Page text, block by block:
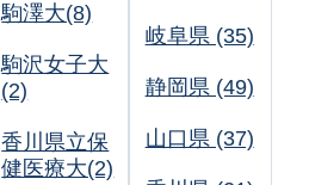
駒澤大(8)
駒沢女子大
(2)
香川県立保
健医療大(2)
岐阜県 (35)
静岡県 (49)
山口県 (37)